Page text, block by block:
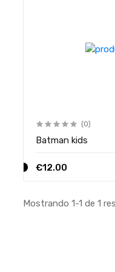
(0)
Batman kids
€12.00
Mostrando 1-1 de 1